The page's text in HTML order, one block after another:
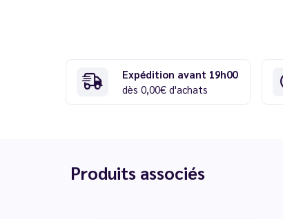
Expédition avant 19h00
dès 0,00€ d'achats
Produits associés